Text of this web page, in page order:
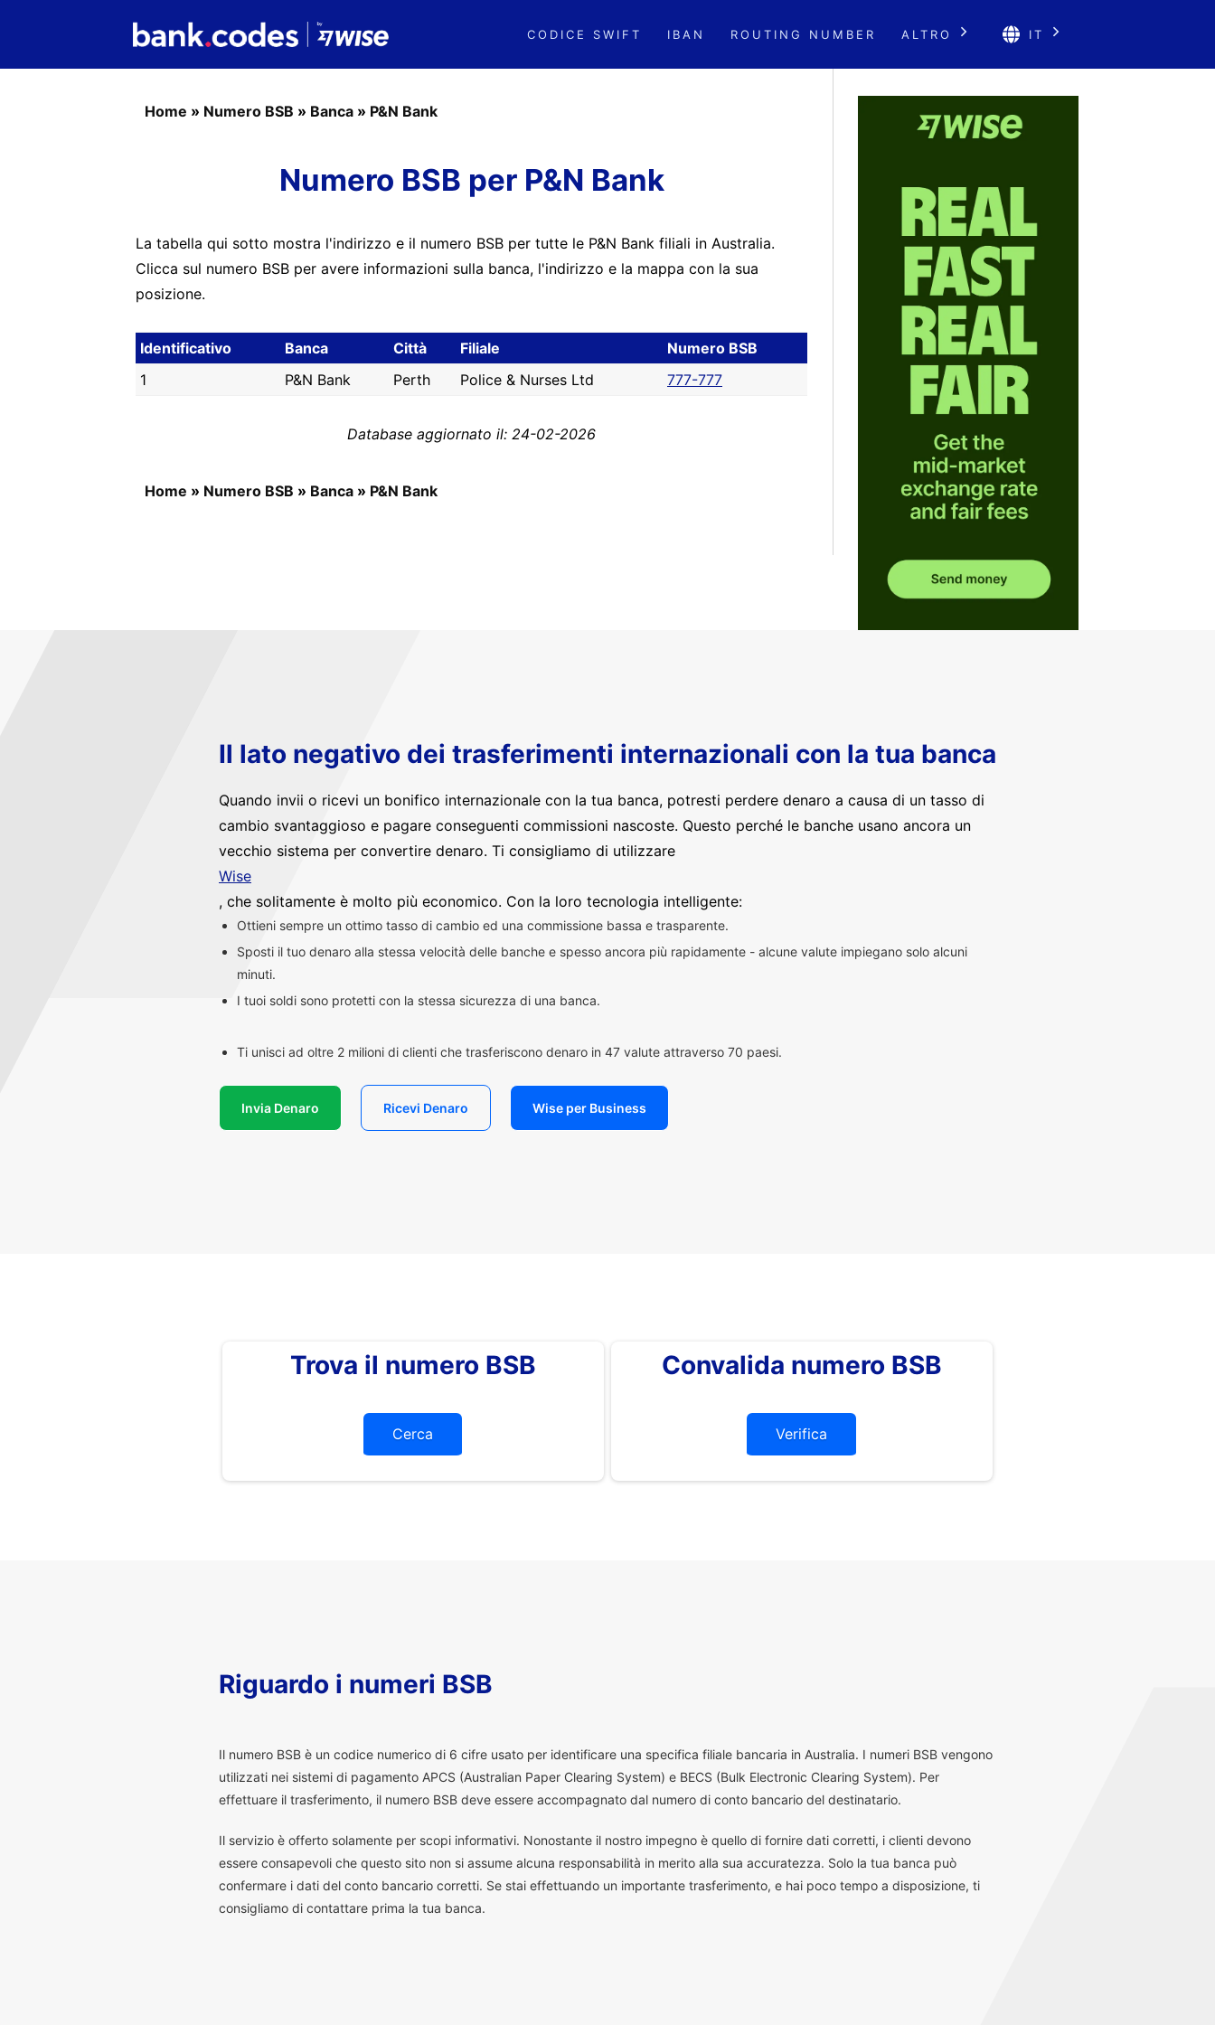
CODICE SWIFT IBAN ROUTING NUMBER ALTRO IT
Home » Numero BSB » Banca » P&N Bank
Numero BSB per P&N Bank
La tabella qui sotto mostra l'indirizzo e il numero BSB per tutte le P&N Bank filiali in Australia.
Clicca sul numero BSB per avere informazioni sulla banca, l'indirizzo e la mappa con la sua
posizione.
Identificativo Banca Città Filiale
Numero BSB
1
P&N Bank Perth Police & Nurses Ltd 777-777
Database aggiornato il: 24-02-2026
Home » Numero BSB » Banca » P&N Bank
Il lato negativo dei trasferimenti internazionali con la tua banca
Quando invii o ricevi un bonifico internazionale con la tua banca, potresti perdere denaro a causa di un tasso di
cambio svantaggioso e pagare conseguenti commissioni nascoste. Questo perché le banche usano ancora un
vecchio sistema per convertire denaro. Ti consigliamo di utilizzare
Wise
, che solitamente è molto più economico. Con la loro tecnologia intelligente:
Ottieni sempre un ottimo tasso di cambio ed una commissione bassa e trasparente.
Sposti il tuo denaro alla stessa velocità delle banche e spesso ancora più rapidamente - alcune valute impiegano solo alcuni
minuti.
I tuoi soldi sono protetti con la stessa sicurezza di una banca.
Ti unisci ad oltre 2 milioni di clienti che trasferiscono denaro in 47 valute attraverso 70 paesi.
Invia Denaro Ricevi Denaro Wise per Business
Trova il numero BSB
Cerca
Convalida numero BSB
Verifica
Riguardo i numeri BSB
Il numero BSB è un codice numerico di 6 cifre usato per identificare una specifica filiale bancaria in Australia. I numeri BSB vengono
utilizzati nei sistemi di pagamento APCS (Australian Paper Clearing System) e BECS (Bulk Electronic Clearing System). Per
effettuare il trasferimento, il numero BSB deve essere accompagnato dal numero di conto bancario del destinatario.
Il servizio è offerto solamente per scopi informativi. Nonostante il nostro impegno è quello di fornire dati corretti, i clienti devono
essere consapevoli che questo sito non si assume alcuna responsabilità in merito alla sua accuratezza. Solo la tua banca può
confermare i dati del conto bancario corretti. Se stai effettuando un importante trasferimento, e hai poco tempo a disposizione, ti
consigliamo di contattare prima la tua banca.